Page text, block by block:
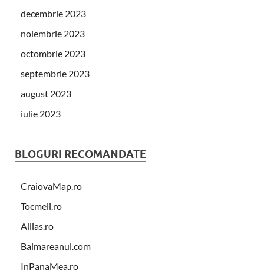
decembrie 2023
noiembrie 2023
octombrie 2023
septembrie 2023
august 2023
iulie 2023
BLOGURI RECOMANDATE
CraiovaMap.ro
Tocmeli.ro
Allias.ro
Baimareanul.com
InPanaMea.ro